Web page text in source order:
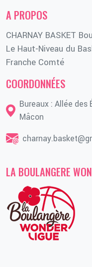
A PROPOS
CHARNAY BASKET
Le Haut-Niveau du
Franche Comté
COORDONNÉES
Bureaux : Allée des
Mâcon
LA BOULANGERE